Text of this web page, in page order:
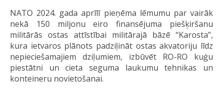
NATO 2024. gada aprīlī pieņēma lēmumu par vairāk
nekā 150 miljonu eiro finansējuma piešķiršanu
militārās ostas attīstībai militārajā bāzē “Karosta”,
kura ietvaros plānots padziļināt ostas akvatoriju līdz
nepieciešamajiem dziļumiem, izbūvēt RO-RO kuģu
piestātni un cieta seguma laukumu tehnikas un
konteineru novietošanai.